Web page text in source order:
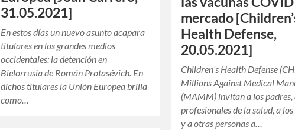
31.05.2021]
En estos días un nuevo asunto acapara
titulares en los grandes medios
occidentales: la detención en
Bielorrusia de Román Protasévich. En
dichos titulares la Unión Europea brilla
como…
mercado
Health Defense,
20.05.2021]
Children’s Health Defense
Millions Against Medical
(MAMM) invitan a los padres,
profesionales de la salud, a
y a otras personas a…